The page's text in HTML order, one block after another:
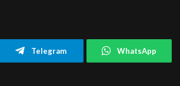
Telegram WhatsApp